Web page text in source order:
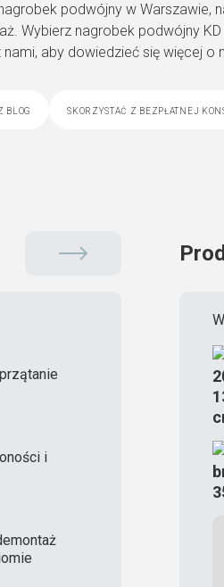
podwójny w Warszawie,
Wybierz nagrobek podwójny
aby dowiedzieć się więcej
blog skorzystać z bezpłatnej
i